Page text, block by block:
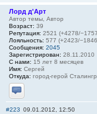
Лорд д'Арт
Автор темы, Автор
Возраст: 39
Репутация: 2521 (+4278/
Лояльность: 577 (+2423/
Сообщения: 2045
Зарегистрирован: 28.11.2010
С нами: 15 лет 8 месяцев
Имя: Сергей
Откуда: город-герой
Отправить личное
#223 09.01.2012, 12:50